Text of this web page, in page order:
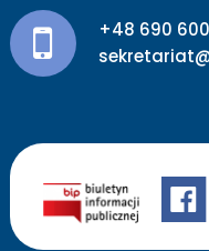
+48 690